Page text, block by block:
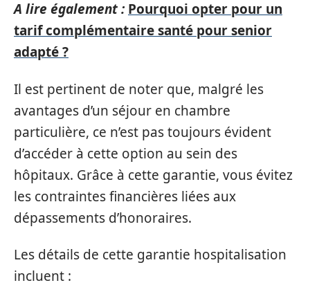
A lire également : Pourquoi opter pour un
tarif complémentaire santé pour senior
adapté ?
Il est pertinent de noter que, malgré les
avantages d’un séjour en chambre
particulière, ce n’est pas toujours évident
d’accéder à cette option au sein des
hôpitaux. Grâce à cette garantie, vous évitez
les contraintes financières liées aux
dépassements d’honoraires.
Les détails de cette garantie hospitalisation
incluent :